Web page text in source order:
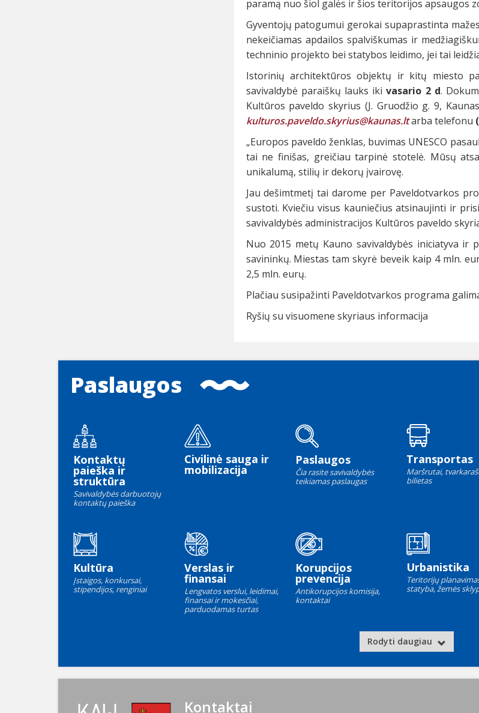
paramą nuo šiol galės ir šios teritorijos apsaugos
Gyventojų patogumui gerokai supaprastinta
nekeičiamas apdailos spalviškumas ir
techninio projekto bei statybos leidimo, jei tai
Istorinių architektūros objektų ir kitų miesto
savivaldybė paraiškų lauks ikivasario 2 d.
Kultūros paveldo skyrius (J. Gruodžio g. 9,
kulturos.paveldo.skyrius@kaunas.ltarba telefonu
„Europos paveldo ženklas, buvimas UNESCO
tai ne finišas, greičiau tarpinė stotelė. Mūsų
unikalumą, stilių ir dekorų įvairovę.
Jau dešimtmetį tai darome per Paveldotvarkos
sustoti. Kviečiu visus kauniečius atsinaujinti ir
savivaldybės administracijos Kultūros paveldo
Nuo 2015 metų Kauno savivaldybės iniciatyva ir
savininkų. Miestas tam skyrė beveik kaip 4 mln.
2,5 mln. eurų.
Plačiau susipažinti Paveldotvarkos programa
Ryšių su visuomene skyriaus informacija
Paslaugos
Kontaktų
paieška ir
struktūra
Savivaldybės darbuotojų
kontaktų paieška
Civilinė sauga ir
mobilizacija
Paslaugos
Čia rasite savivaldybės
teikiamas paslaugas
Transportas
Maršrutai,
bilietas
Kultūra
Įstaigos, konkursai,
stipendijos, renginiai
Verslas ir
finansai
Lengvatos verslui, leidimai,
finansai ir mokesčiai,
parduodamas turtas
Korupcijos
prevencija
Antikorupcijos komisija,
kontaktai
Urbanistika
Teritorijų
statyba, žemės
Rodyti daugiau
Kontaktai